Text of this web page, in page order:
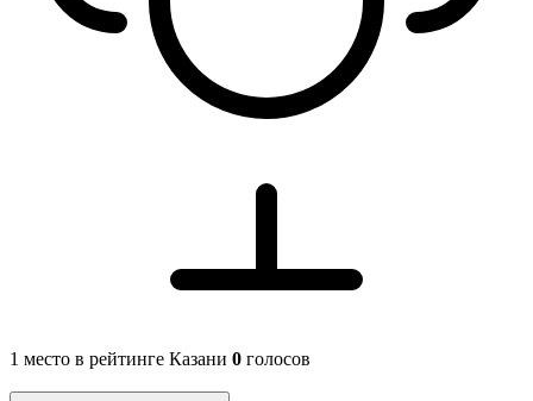
1 место в рейтинге Казани 0 голосов